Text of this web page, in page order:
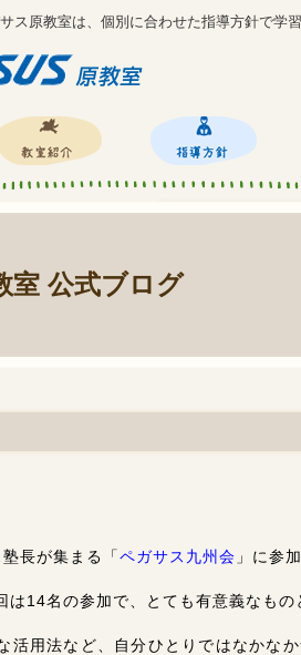
ス原教室は、個別に合わせた指導方針で学
室 公式ブログ
長が集まる「ペガサス九州会 」に参
は14名の参加で、とても有意義なもの
活用法など、自分ひとりではなかな